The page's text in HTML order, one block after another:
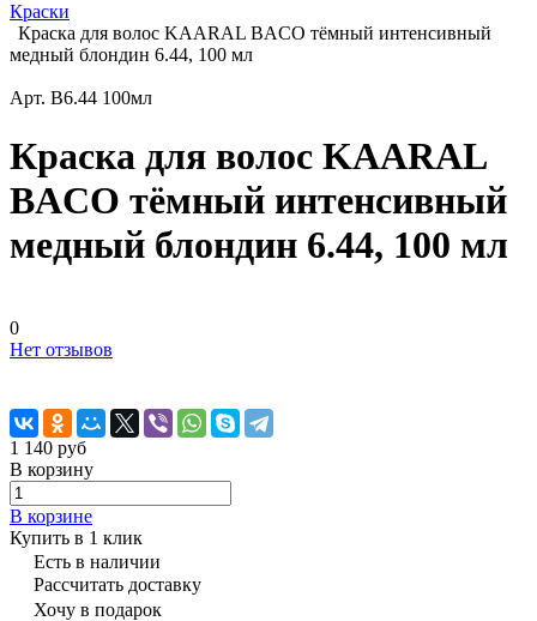
Краски
Краска для волос KAARAL BACO тёмный интенсивный
медный блондин 6.44, 100 мл
Арт. B6.44 100мл
Краска для волос KAARAL
BACO тёмный интенсивный
медный блондин 6.44, 100 мл
0
Нет отзывов
1 140 руб
В корзину
В корзине
Купить в 1 клик
Есть в наличии
Рассчитать доставку
Хочу в подарок